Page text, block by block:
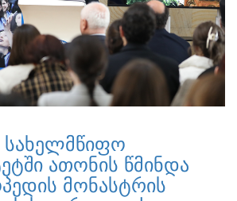
სახელმწიფო
ათონის წმინდა
მონასტრის